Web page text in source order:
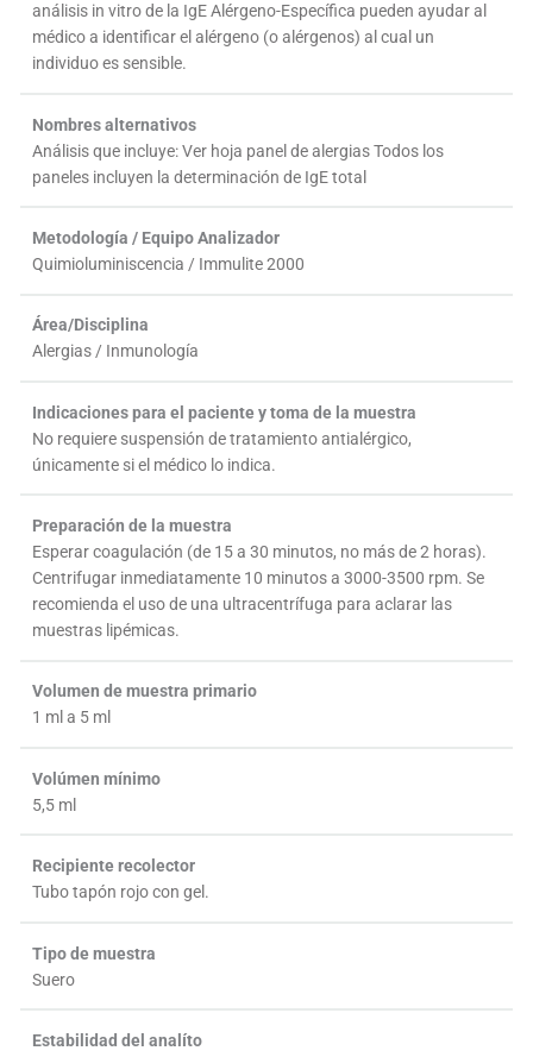
análisis in vitro de la IgE Alérgeno-Específica pueden ayudar al
médico a identificar el alérgeno (o alérgenos) al cual un
individuo es sensible.
Nombres alternativos
Análisis que incluye: Ver hoja panel de alergias Todos los
paneles incluyen la determinación de IgE total
Metodología / Equipo Analizador
Quimioluminiscencia / Immulite 2000
Área/Disciplina
Alergias / Inmunología
Indicaciones para el paciente y toma de la muestra
No requiere suspensión de tratamiento antialérgico,
únicamente si el médico lo indica.
Preparación de la muestra
Esperar coagulación (de 15 a 30 minutos, no más de 2 horas).
Centrifugar inmediatamente 10 minutos a 3000-3500 rpm. Se
recomienda el uso de una ultracentrífuga para aclarar las
muestras lipémicas.
Volumen de muestra primario
1 ml a 5 ml
Volúmen mínimo
5,5 ml
Recipiente recolector
Tubo tapón rojo con gel.
Tipo de muestra
Suero
Estabilidad del analíto